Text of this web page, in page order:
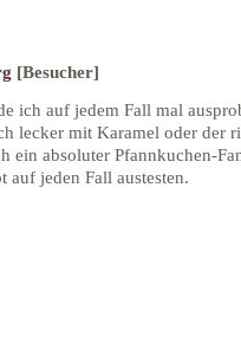
[Besucher]
ich auf jedem Fall mal
lecker mit Karamel oder der
ein absoluter Pfannkuchen-
auf jeden Fall austesten.